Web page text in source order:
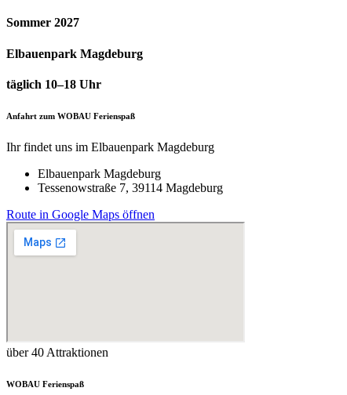
Sommer 2027
Elbauenpark Magdeburg
täglich 10–18 Uhr
Anfahrt zum WOBAU Ferienspaß
Ihr findet uns im Elbauenpark Magdeburg
Elbauenpark Magdeburg
Tessenowstraße 7, 39114 Magdeburg
Route in Google Maps öffnen
über 40 Attraktionen
WOBAU Ferienspaß